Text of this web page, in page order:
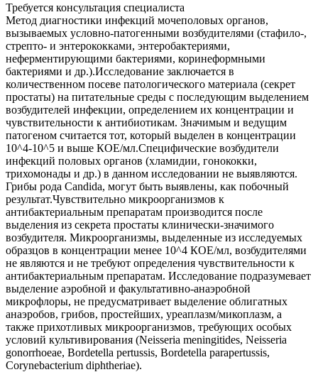
Требуется консультация специалиста
Метод диагностики инфекций мочеполовых органов,
вызываемых условно-патогенными возбудителями (стафило-,
стрепто- и энтерококками, энтеробактериями,
неферментирующими бактериями, коринеформными
бактериями и др.).Исследование заключается в
количественном посеве патологического материала (секрет
простаты) на питательные среды с последующим выделением
возбудителей инфекции, определением их концентрации и
чувствительности к антибиотикам. Значимым и ведущим
патогеном считается тот, который выделен в концентрации
10^4-10^5 и выше КОЕ/мл.Специфические возбудители
инфекций половых органов (хламидии, гонококки,
трихомонады и др.) в данном исследовании не выявляются.
Грибы рода Candida, могут быть выявлены, как побочный
результат.Чувствительно микроорганизмов к
антибактериальным препаратам производится после
выделения из секрета простаты клинически-значимого
возбудителя. Микроорганизмы, выделенные из исследуемых
образцов в концентрации менее 10^4 КОЕ/мл, возбудителями
не являются и не требуют определения чувствительности к
антибактериальным препаратам. Исследование подразумевает
выделение аэробной и факультативно-анаэробной
микрофлоры, не предусматривает выделение облигатных
анаэробов, грибов, простейших, уреаплазм/микоплазм, а
также прихотливых микроорганизмов, требующих особых
условий культивирования (Neisseria meningitides, Neisseria
gonorrhoeae, Bordetella pertussis, Bordetella parapertussis,
Corynebacterium diphtheriae).